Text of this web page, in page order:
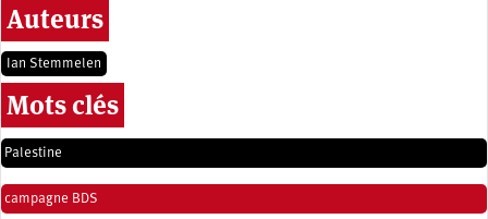
Auteurs
Ian Stemmelen
Mots clés
Palestine
campagne BDS